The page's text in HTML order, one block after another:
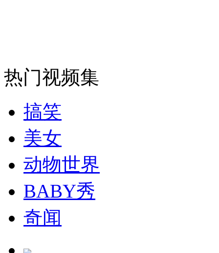
消防员救轻生者 花炮节热闹非凡
司机酒驾遇交警 急速倒车逃窜
热门视频集
搞笑
美女
动物世界
BABY秀
奇闻